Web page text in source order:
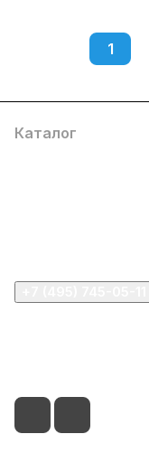
1
Каталог